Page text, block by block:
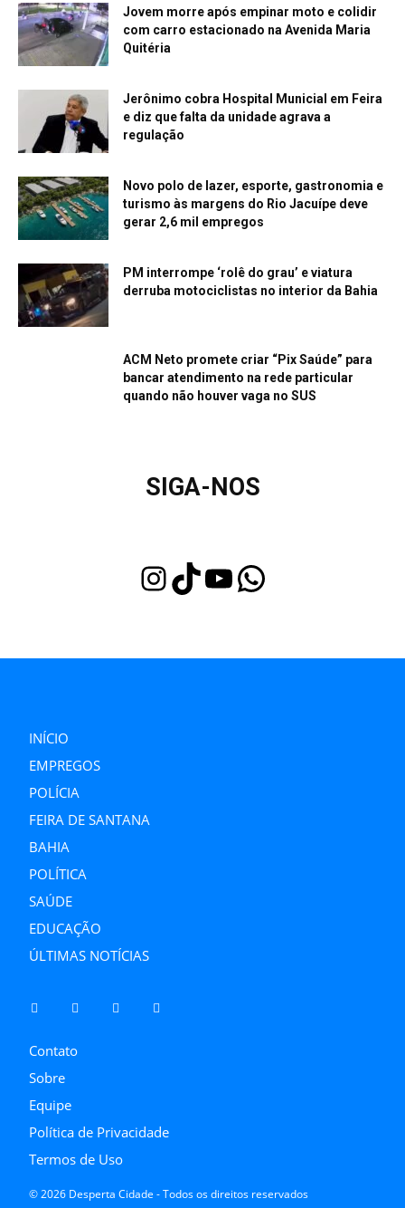
Jovem morre após empinar moto e colidir
com carro estacionado na Avenida Maria
Quitéria
Jerônimo cobra Hospital Municial em Feira
e diz que falta da unidade agrava a
regulação
Novo polo de lazer, esporte, gastronomia e
turismo às margens do Rio Jacuípe deve
gerar 2,6 mil empregos
PM interrompe ‘rolê do grau’ e viatura
derruba motociclistas no interior da Bahia
ACM Neto promete criar “Pix Saúde” para
bancar atendimento na rede particular
quando não houver vaga no SUS
SIGA-NOS
InstagramTikTok Youtube WhatsApp
INÍCIO
EMPREGOS
POLÍCIA
FEIRA DE SANTANA
BAHIA
POLÍTICA
SAÚDE
EDUCAÇÃO
ÚLTIMAS NOTÍCIAS
Contato
Sobre
Equipe
Política de Privacidade
Termos de Uso
© 2026 Desperta Cidade - Todos os direitos reservados